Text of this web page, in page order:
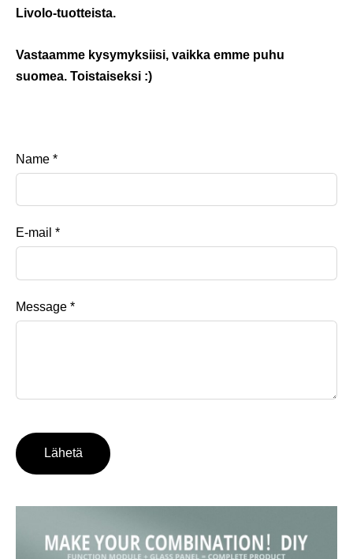
Livolo-tuotteista.
Vastaamme kysymyksiisi, vaikka emme puhu
suomea. Toistaiseksi :)
Name *
E-mail *
Message *